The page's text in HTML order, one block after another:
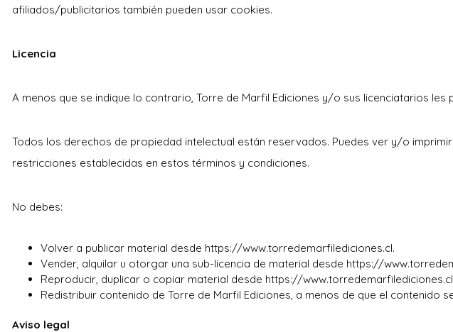
afiliados/publicitarios también pueden usar cookies.
Licencia
A menos que se indique lo contrario, Torre de Marfil Ediciones y/o sus licenciatarios
Todos los derechos de propiedad intelectual están reservados. Puedes ver y/o
restricciones establecidas en estos términos y condiciones.
No debes:
Volver a publicar material desde https://www.torredemarfilediciones.cl.
Vender, alquilar u otorgar una sub-licencia de material desde https://
Reproducir, duplicar o copiar material desde https://
Redistribuir contenido de Torre de Marfil Ediciones, a menos de que el contenido
Aviso legal